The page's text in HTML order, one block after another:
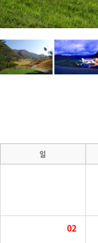
일
02